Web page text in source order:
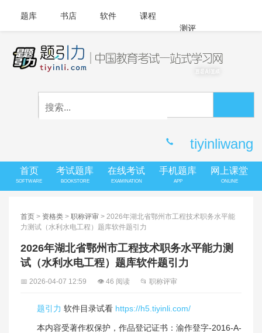
题库 书店 软件
课程
测评
APP下载
tiyinliwang
首页
SOFTWARE
考试题库
BOOKSTORE
在线考试
EXAMINATION
手机题库
APP
网上课堂
ONLINE
首页 > 资格类 > 职称评审 > 2026年湖北省鄂州市工程技术职务水平能
力测试（水利水电工程）题库软件题引力
2026年湖北省鄂州市工程技术职务水平能力测
试（水利水电工程）题库软件题引力
📅 2026-04-07 12:59 👁 46 阅读 📂 职称评审
题引力 软件目录试看 https://h5.tiyinli.com/
本内容受著作权保护，作品登记证书：渝作登字-2016-A-